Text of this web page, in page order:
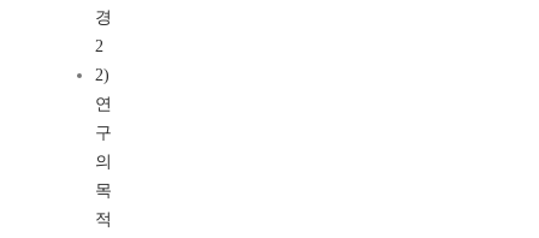
경
2
2)
연
구
의
목
적